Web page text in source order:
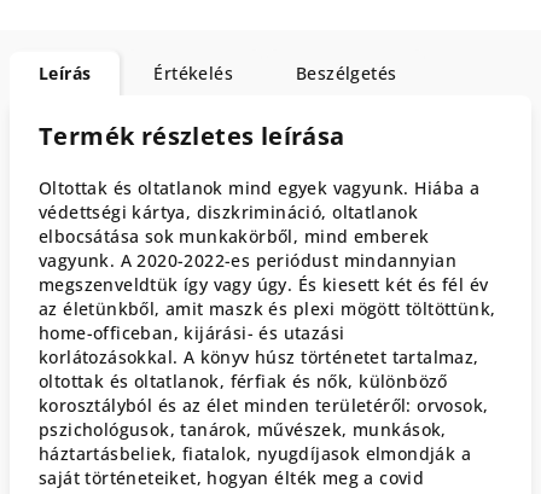
Leírás Értékelés Beszélgetés
Termék részletes leírása
Oltottak és oltatlanok mind egyek vagyunk. Hiába a
védettségi kártya, diszkrimináció,oltatlanok
elbocsátása sok munkakörből, mind emberek
vagyunk. A 2020-2022-es periódust mindannyian
megszenveldtük így vagy úgy. És kiesett két és fél év
az életünkből,amit maszk és plexi mögött töltöttünk,
home-officeban, kijárási- és utazási
korlátozásokkal. A könyv húsz történetet tartalmaz,
oltottak és oltatlanok, férfiak és nők, különböző
korosztályból és az élet minden területéről:orvosok,
pszichológusok,tanárok, művészek, munkások,
háztartásbeliek, fiatalok, nyugdíjasok elmondják a
saját történeteiket, hogyan élték meg a covid